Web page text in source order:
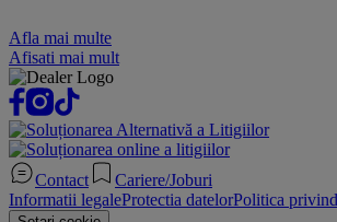
Afla mai multe
Afisati mai mult
Contact
Cariere/Joburi
Informatii legaleProtectia datelorPolitica